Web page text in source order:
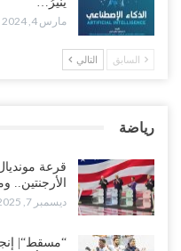
مارس 4, 2024
السابق التالي
رياضة
الأرجنتين..
ديسمبر 7, 2025
“مسقط“|